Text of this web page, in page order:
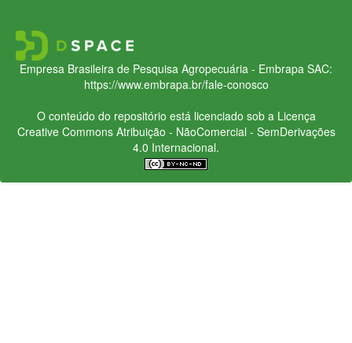
Empresa Brasileira de Pesquisa Agropecuária - Embrapa SAC:
https://www.embrapa.br/fale-conosco
O conteúdo do repositório está licenciado sob a Licença
Creative CommonsAtribuição - NãoComercial - SemDerivações
4.0 Internacional.